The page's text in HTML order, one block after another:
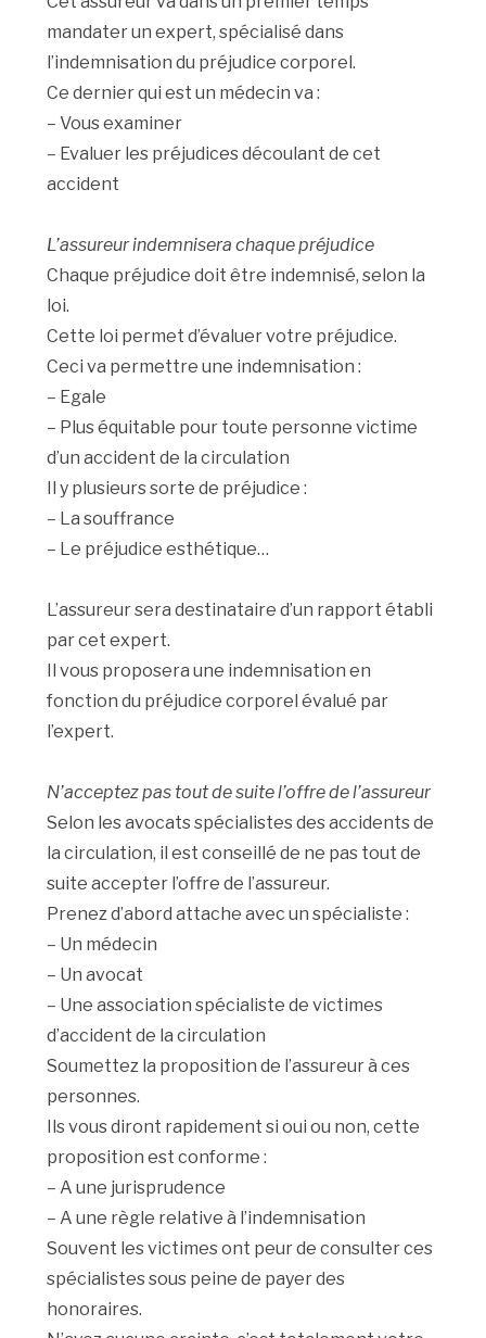
mandater un expert, spécialisé dans
l’indemnisation du préjudice corporel.
Ce dernier qui est un médecin va :
– Vous examiner
– Evaluer les préjudices découlant de cet
accident
L’assureur indemnisera chaque préjudice
Chaque préjudice doit être indemnisé, selon la
loi.
Cette loi permet d’évaluer votre préjudice.
Ceci va permettre une indemnisation :
– Egale
– Plus équitable pour toute personne victime
d’un accident de la circulation
Il y plusieurs sorte de préjudice :
– La souffrance
– Le préjudice esthétique…
L’assureur sera destinataire d’un rapport établi
par cet expert.
Il vous proposera une indemnisation en
fonction du préjudice corporel évalué par
l’expert.
N’acceptez pas tout de suite l’offre de l’assureur
Selon les avocats spécialistes des accidents de
la circulation, il est conseillé de ne pas tout de
suite accepter l’offre de l’assureur.
Prenez d’abord attache avec un spécialiste :
– Un médecin
– Un avocat
– Une association spécialiste de victimes
d’accident de la circulation
Soumettez la proposition de l’assureur à ces
personnes.
Ils vous diront rapidement si oui ou non, cette
proposition est conforme :
– A une jurisprudence
– A une règle relative à l’indemnisation
Souvent les victimes ont peur de consulter ces
spécialistes sous peine de payer des
honoraires.